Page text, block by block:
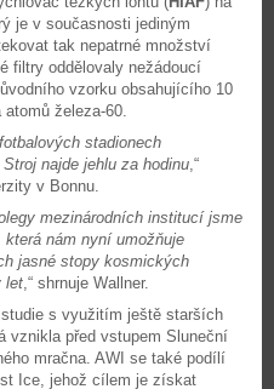
je v současnosti jediným
tak nepatrné množství
filtry oddělovaly nežádoucí
vzorku obsahujícího 10
atomů železa-60.
stadionech
najde jehlu za hodinu,“
v Bonnu.
mezinárodních institucí jsme
nám nyní umožňuje
jasné stopy kosmických
let,“ shrnuje Wallner.
s využitím ještě starších
vznikla před vstupem Sluneční
mračna. AWI se také podílí
Ice, jehož cílem je získat